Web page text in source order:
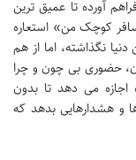
آورده تا عمیق ترین
کوچک من» استعاره
نگذاشته، اما از هم
حضوری بی چون و چرا
اجازه می دهد تا بدون
و هشدارهایی بدهد که